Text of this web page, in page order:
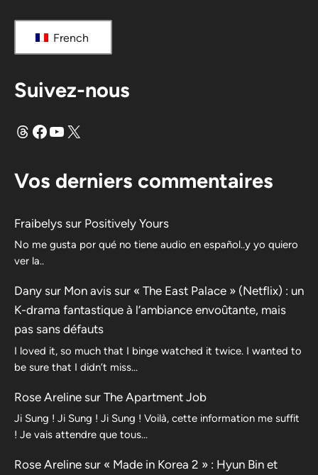
French
Suivez-nous
FilsFacebook
YouTube
X
Vos derniers commentaires
Fraibelys sur Positively Yours
No me gusta por qué no tiene audio en español..y yo quiero
ver la..
Dany sur Mon avis sur « The East Palace » (Netflix) : un
K-drama fantastique à l’ambiance envoûtante, mais
pas sans défauts
I loved it, so much that I binge watched it twice. I wanted to
be sure that I didn’t miss…
Rose Areline sur The Apartment Job
Ji Sung ! Ji Sung ! Ji Sung ! Voilà, cette information me suffit
! Je vais attendre que tous…
Rose Areline sur « Made in Korea 2 » : Hyun Bin et